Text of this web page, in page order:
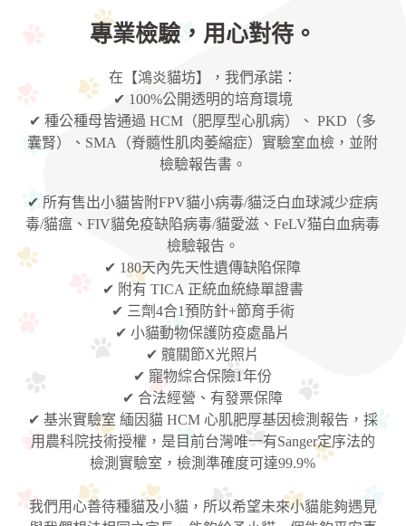
專業檢驗，用心對待。
在【鴻炎貓坊】，我們承諾：
✔ 100%公開透明的培育環境
✔ 種公種母皆通過 HCM（肥厚型心肌病）、 PKD（多
囊腎）、SMA（脊髓性肌肉萎縮症）實驗室血檢，並附
檢驗報告書。
✔ 所有售出小貓皆附FPV貓小病毒/貓泛白血球減少症病
毒/貓瘟、FIV貓免疫缺陷病毒/貓愛滋、FeLV猫白血病毒
檢驗報告。
✔ 180天內先天性遺傳缺陷保障
✔ 附有 TICA 正統血統綠單證書
✔ 三劑4合1預防針+節育手術
✔ 小貓動物保護防疫處晶片
✔ 髖關節X光照片
✔ 寵物綜合保險1年份
✔ 合法經營、有發票保障
✔ 基米實驗室 緬因貓 HCM 心肌肥厚基因檢測報告，採
用農科院技術授權，是目前台灣唯一有Sanger定序法的
檢測實驗室，檢測準確度可達99.9%
我們用心善待種貓及小貓，所以希望未來小貓能夠遇見